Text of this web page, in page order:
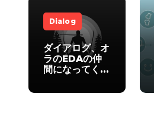
Dialog
ダイアログ、オ
ラのEDAの仲
間になってく